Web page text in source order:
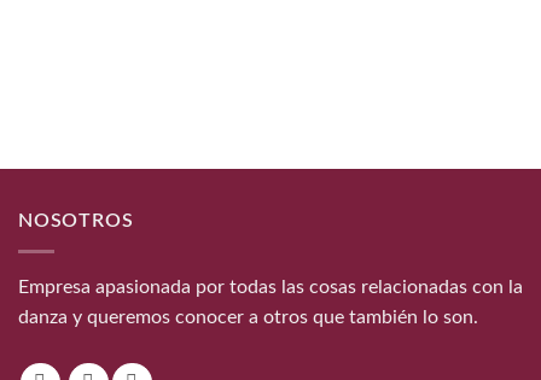
NOSOTROS
Empresa apasionada por todas las cosas relacionadas con la
danza y queremos conocer a otros que también lo son.